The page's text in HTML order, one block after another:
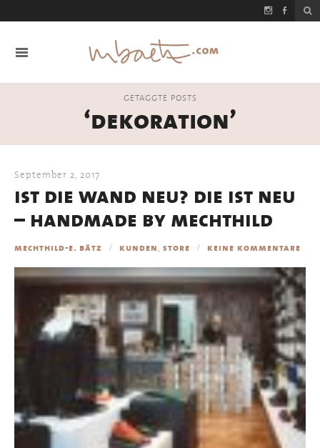
GETAGGTE POSTS
‘dekoration’
September 2, 2017
ist die wand neu? die ist neu
– handmade by mechthild
mechthild-e. bätz kunden, store keine kommentare